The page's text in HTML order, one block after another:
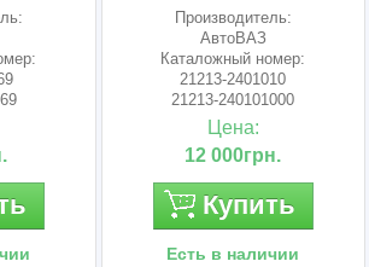
Производитель:
АвтоВАЗ
Каталожный номер:
21213-2401010
21213-240101000
21213240101000
Цена:
12 000грн.
Купить
Есть в наличии